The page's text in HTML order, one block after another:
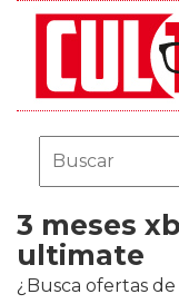
3 meses
ultimate
¿Busca ofertas de